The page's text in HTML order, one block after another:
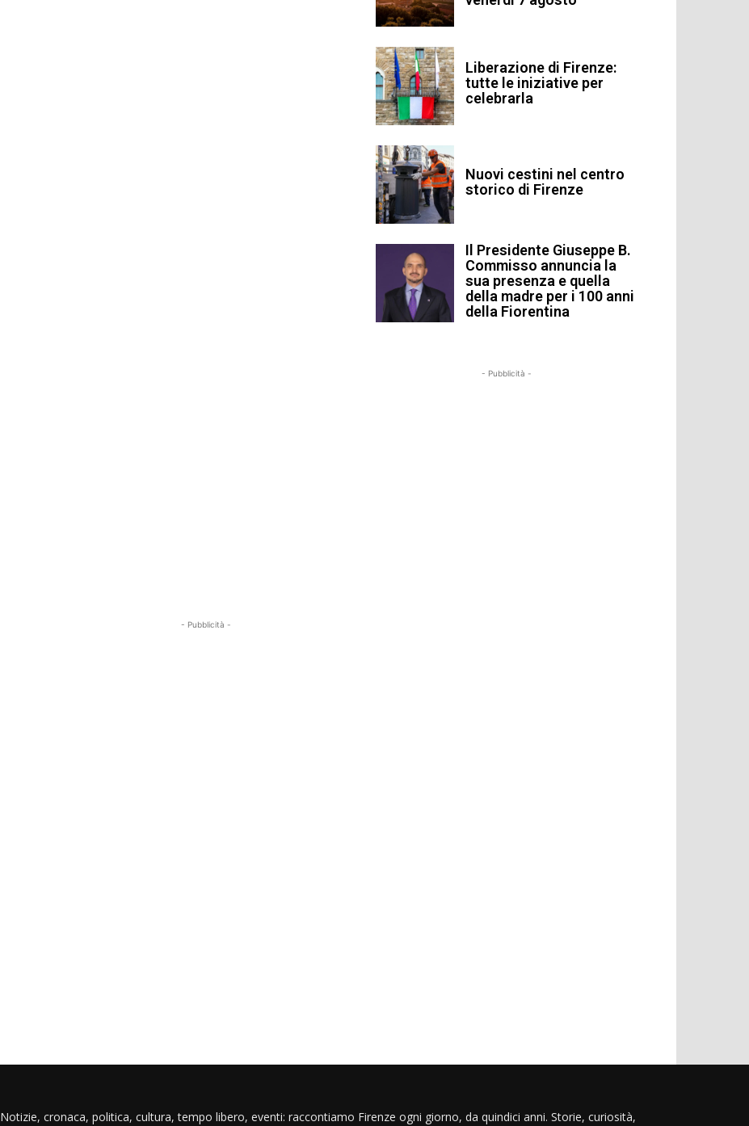
Liberazione di Firenze:
tutte le iniziative per
celebrarla
Nuovi cestini nel centro
storico di Firenze
Il Presidente Giuseppe B.
Commisso annuncia la
sua presenza e quella
della madre per i 100 anni
della Fiorentina
- Pubblicità -
- Pubblicità -
Notizie, cronaca, politica, cultura, tempo libero, eventi: raccontiamo Firenze ogni giorno, da quindici anni. Storie, curiosità,